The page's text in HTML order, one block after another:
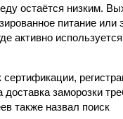
остаётся низким.
питание или
активно
заморозки
также назвал поиск